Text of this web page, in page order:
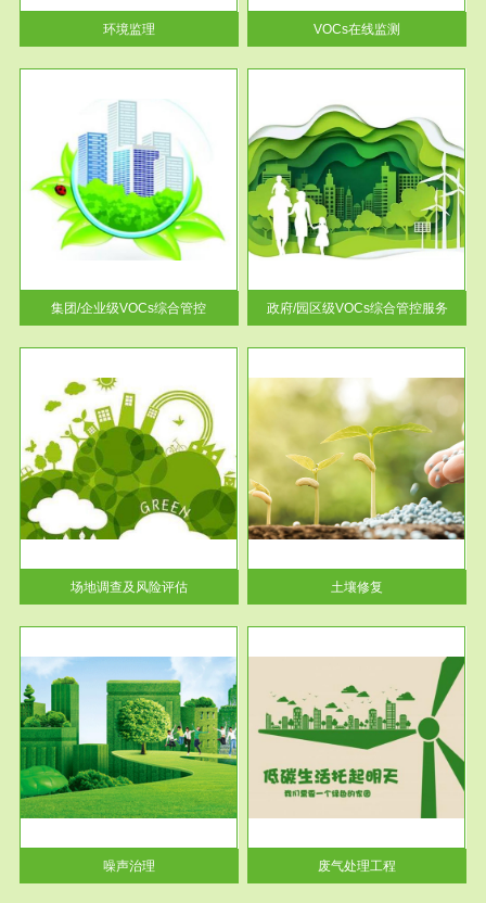
环境监理
率达...
VOCs在线监测
集团/企业级VOCs综合管控
服务范围
政府/园区级VOCs综合管控服务
根据《石化行业挥发性有机物综
合整治方案》文件要求，到2017
年，全...
政府/园区级VOCs综合管控服务
场地调查及风险评估
服务范围
土壤修复
土壤修复
噪声治理
服务范围
废气处理工程
废气处理工程